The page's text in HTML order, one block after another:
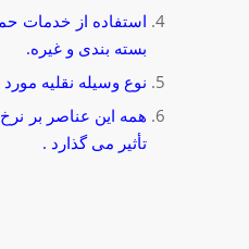
استفاده از خدمات
بسته بندی و غیره.
نوع وسیله نقلیه
همه این عناصر بر
تأثیر می گذارد .